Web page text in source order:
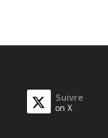
Suivre
on X